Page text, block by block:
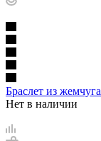
Браслет из жемчуга
Нет в наличии